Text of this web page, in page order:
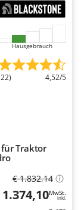
Hausgebrauch
4,52/5
Traktor
€ 1.832,14
MwSt.
inkl.